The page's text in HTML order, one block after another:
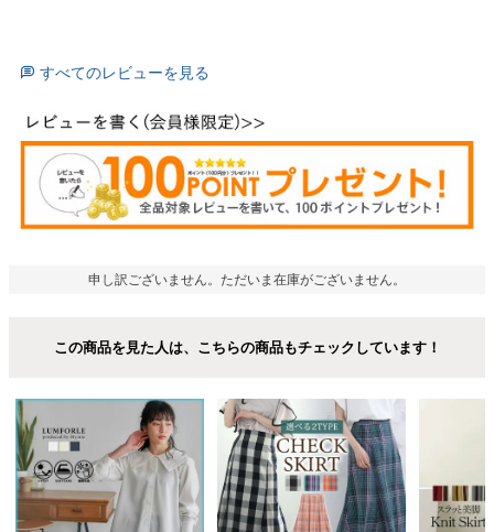
すべてのレビューを見る
申し訳ございません。ただいま在庫がございません。
この商品を見た人は、こちらの商品もチェックしています！